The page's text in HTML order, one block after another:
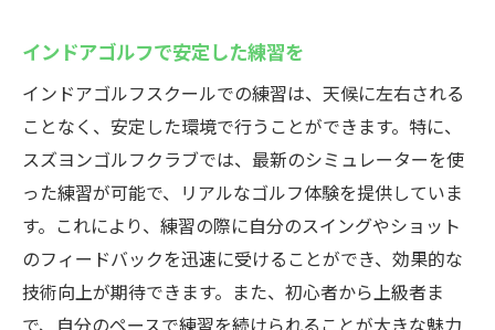
インドアゴルフで安定した練習を
インドアゴルフスクールでの練習は、天候に左右される
ことなく、安定した環境で行うことができます。特に、
スズヨンゴルフクラブでは、最新のシミュレーターを使
った練習が可能で、リアルなゴルフ体験を提供していま
す。これにより、練習の際に自分のスイングやショット
のフィードバックを迅速に受けることができ、効果的な
技術向上が期待できます。また、初心者から上級者ま
で、自分のペースで練習を続けられることが大きな魅力